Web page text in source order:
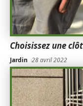
Choisissez une
Jardin 28 avril 2022